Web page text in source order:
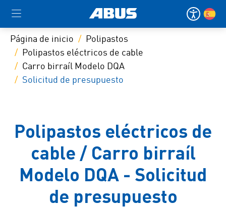
Página de inicio
Polipastos
Polipastos eléctricos de cable
Carro birraíl Modelo DQA
Solicitud de presupuesto
Polipastos eléctricos de
cable / Carro birraíl
Modelo DQA - Solicitud
de presupuesto